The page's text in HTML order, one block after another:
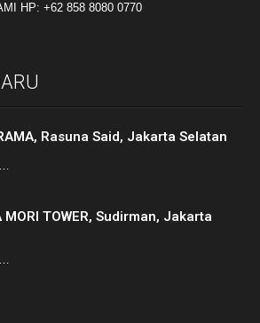
HP: +62 858 8080 0770
Rasuna Said, Jakarta Selatan
MORI TOWER, Sudirman, Jakarta